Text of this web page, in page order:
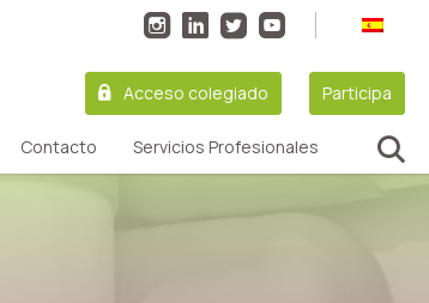
Acceso colegiado Participa
Contacto Servicios Profesionales